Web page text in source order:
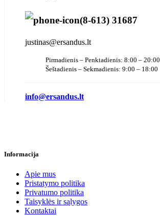
(8-613) 31687
justinas@ersandus.lt
Pirmadienis – Penktadienis: 8:00 – 20:00
Šeštadienis – Sekmadienis: 9:00 – 18:00
info@ersandus.lt
Informacija
Apie mus
Pristatymo politika
Privatumo politika
Taisyklės ir sąlygos
Kontaktai